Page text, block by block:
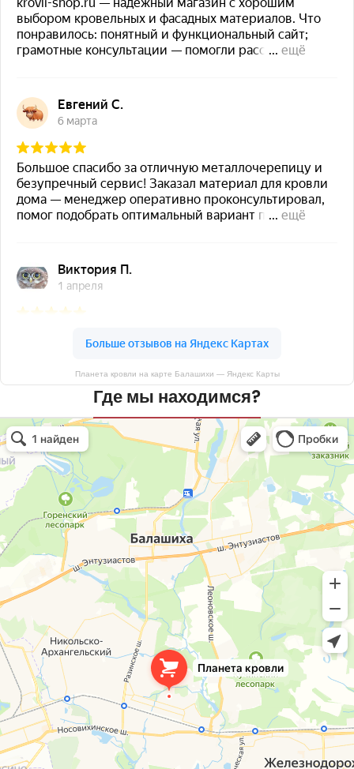
Планета кровли на карте Балашихи — Яндекс Карты
Где мы находимся?
Планета кровли
Кровля и кровельные материалы в Балашихе
Окна в Балашихе